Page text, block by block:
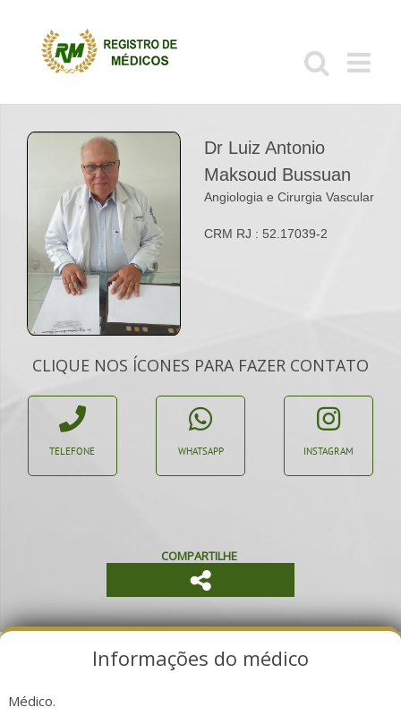
conteúdo
Dr Luiz Antonio
Maksoud Bussuan
Angiologia e Cirurgia Vascular
CRM RJ : 52.17039-2
CLIQUE NOS ÍCONES PARA FAZER CONTATO
TELEFONE WHATSAPP INSTAGRAM
COMPARTILHE
Informações do médico
Médico.